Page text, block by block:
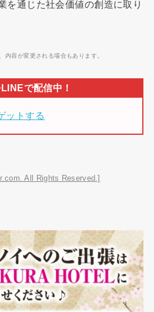
を通じた社会価値の創造に取り
容が変更される場合もあります。
ットする
All Rights Reserved.]